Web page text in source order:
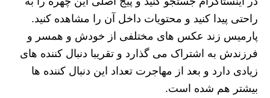
راحتی پیدا کنید و محتویات داخل آن را مشاهده کنید.
پارمیس زند عکس های مختلفی از خودش و همسر و
فرزندش به اشتراک می گذارد و تقریبا دنبال کننده های
زیادی دارد و بعد از مهاجرت تعداد این دنبال کننده ها
بیشتر هم شده است.